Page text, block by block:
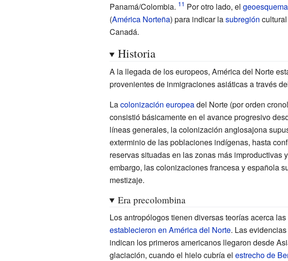
Panamá/Colombia.
Por otro lado, el
(América Norteña) para indicar lasubregión
Canadá.
Historia
A la llegada de los europeos, América del Norte
provenientes de inmigraciones asiáticas a través
Lacolonización europeadel Norte (por orden
consistió básicamente en el avance progresivo
líneas generales, la colonización anglosajona
exterminio de las poblaciones indígenas, hasta
reservas situadas en las zonas más improductivas
embargo, las colonizaciones francesa y española
mestizaje.
Era precolombina
Los antropólogos tienen diversas teorías acerca
establecieron en América del Norte. Las
indican los primeros americanos llegaron desde
glaciación, cuando el hielo cubría el estrecho de